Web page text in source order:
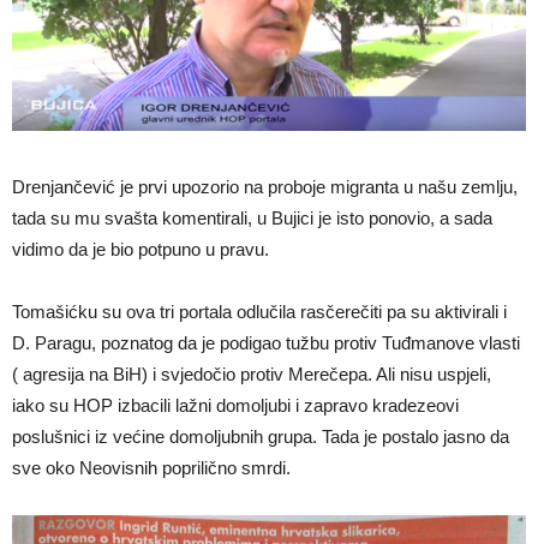
Drenjančević je prvi upozorio na proboje migranta u našu zemlju,
tada su mu svašta komentirali, u Bujici je isto ponovio, a sada
vidimo da je bio potpuno u pravu.
Tomašićku su ova tri portala odlučila rasčerečiti pa su aktivirali i
D. Paragu, poznatog da je podigao tužbu protiv Tuđmanove vlasti
( agresija na BiH) i svjedočio protiv Merečepa. Ali nisu uspjeli,
iako su HOP izbacili lažni domoljubi i zapravo kradezeovi
poslušnici iz većine domoljubnih grupa. Tada je postalo jasno da
sve oko Neovisnih poprilično smrdi.